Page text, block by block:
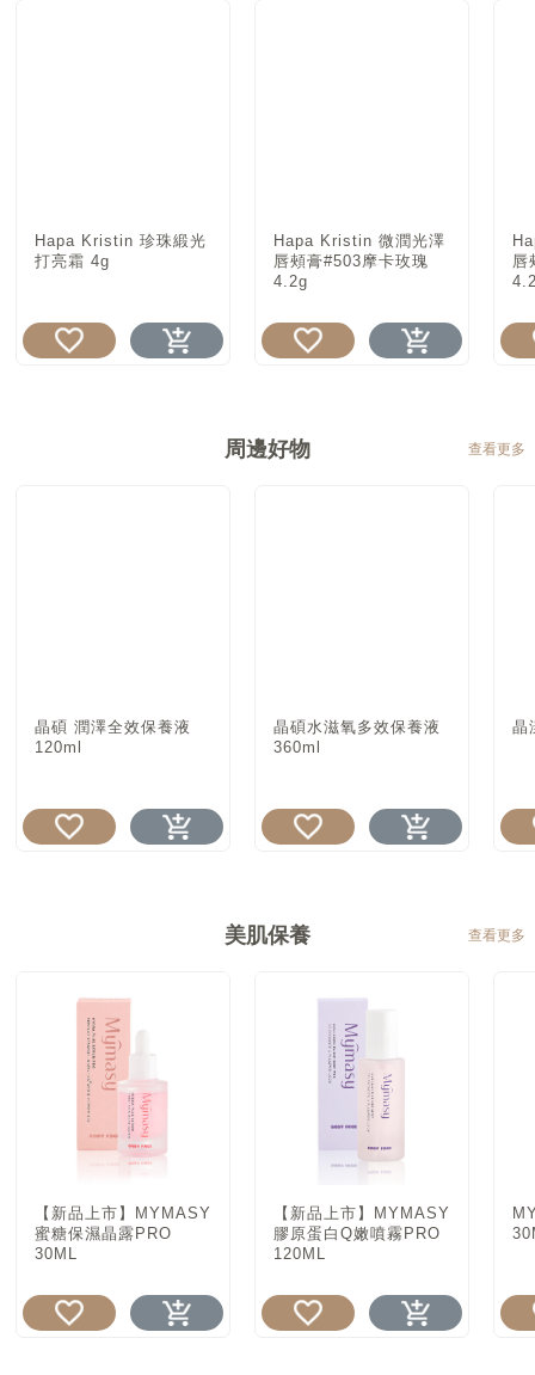
Hapa Kristin 珍珠緞光
打亮霜 4g
Hapa Kristin 微潤光澤
唇頰膏#503摩卡玫瑰
4.2g
唇
周邊好物 查看更多
晶碩 潤澤全效保養液
120ml
晶碩水滋氧多效保養液
360ml
晶
美肌保養 查看更多
【新品上市】MYMASY
蜜糖保濕晶露PRO
30ML
【新品上市】MYMASY
膠原蛋白Q嫩噴霧PRO
120ML